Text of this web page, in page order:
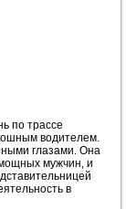
по трассе
водителем.
глазами. Она
мужчин, и
в